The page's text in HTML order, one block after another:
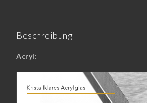
Beschreibung
Acryl: